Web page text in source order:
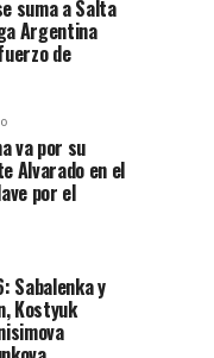
suma a Salta
Argentina
de
va por su
Alvarado en el
por el
Sabalenka y
Kostyuk